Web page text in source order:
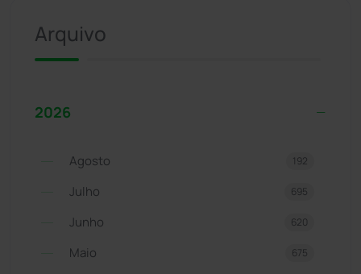
Arquivo
2026
Agosto 192
Julho 695
Junho 620
Maio 675